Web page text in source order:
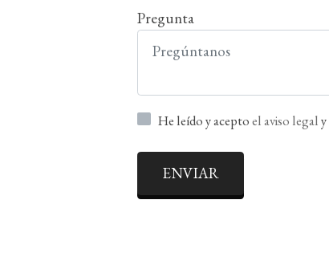
Pregunta
He leído y aceptoel aviso legaly
ENVIAR